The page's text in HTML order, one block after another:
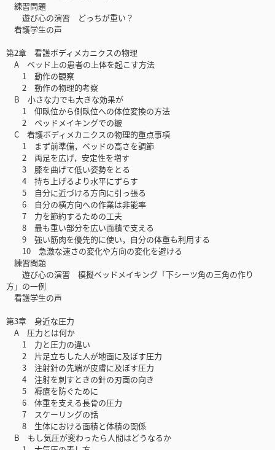
練習問題
遊び心の演習 どっちが重い？
看護学生の声
第2章 看護ボディメカニクスの物理
A ベッド上の患者の上体を起こす方法
1 動作の観察
2 動作の物理的考察
B 小さな力でも大きな効果が
1 仰臥位から側臥位への体位変換の方法
2 ベッドメイキングでの皺
C 看護ボディメカニクスの物理的重点事項
1 まず前準備，ベッドの高さを調節
2 両足を広げ，安定性を増す
3 膝を曲げて低い姿勢をとる
4 持ち上げるより水平にずらす
5 自分に近づける方向に引っ張る
6 自分の横方向への作業は非能率
7 力を節約するための工夫
8 最も重い部分を広い面積で支える
9 強い筋肉を優先的に使い，自分の体重も利用する
10 急激な速さの変化や方向の変化を避ける
練習問題
遊び心の演習 模擬ベッドメイキング「下シーツ角の三角の作り
方」の一例
看護学生の声
第3章 身近な圧力
A 圧力とは何か
1 力と圧力の違い
2 片足立ちした人が地面に及ぼす圧力
3 注射針の先端が皮膚に及ぼす圧力
4 注射を刺すときの針の刃面の向き
5 褥瘡を防ぐために
6 体重を支える長骨の圧力
7 スケーリングの話
8 生体における面積と体積の関係
B もし気圧が変わったら人間はどうなるか